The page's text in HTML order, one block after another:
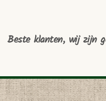
Beste klanten, wij zijn